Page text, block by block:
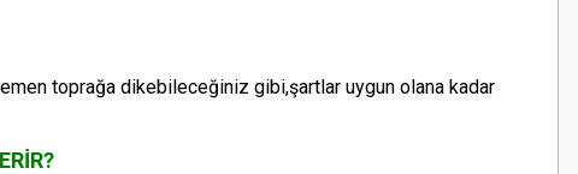
toprağa dikebileceğiniz gibi,şartlar uygun olana kadar